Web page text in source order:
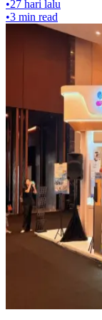
•27 hari lalu
•3 min read